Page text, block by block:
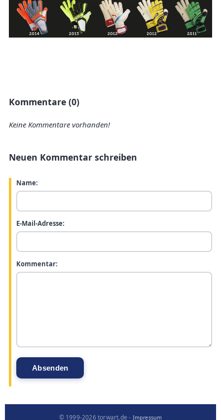
Kommentare (0)
Keine Kommentare vorhanden!
Neuen Kommentar schreiben
Name:
E-Mail-Adresse:
Kommentar:
© 1999-2026 torwart.de - Impressum